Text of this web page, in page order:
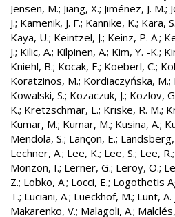
Jensen, M.; Jiang, X.; Jiménez, J. M.;
J.; Kamenik, J. F.; Kannike, K.; Kara,
Kaya, U.; Keintzel, J.; Keinz, P. A.;
J.; Kilic, A.; Kilpinen, A.; Kim, Y. -K.;
Kniehl, B.; Kocak, F.; Koeberl, C.;
Koratzinos, M.; Kordiaczyńska, M.;
Kowalski, S.; Kozaczuk, J.; Kozlov,
K.; Kretzschmar, L.; Kriske, R. M.;
Kumar, M.; Kumar, M.; Kusina, A.;
Mendola, S.; Lançon, E.; Landsberg,
Lechner, A.; Lee, K.; Lee, S.; Lee, R.;
Monzon, I.; Lerner, G.; Leroy, O.;
Z.; Lobko, A.; Locci, E.; Logothetis
T.; Luciani, A.; Lueckhof, M.; Lunt, A.
Makarenko, V.; Malagoli, A.;